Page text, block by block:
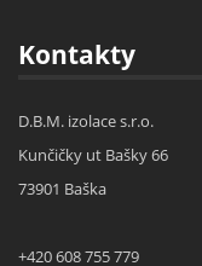
Kontakty
D.B.M. izolace s.r.o.
Kunčičky ut Bašky 66
73901 Baška
+420 608 755 779